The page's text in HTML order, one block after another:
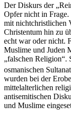
Der Diskurs der
Opfer nicht in
mit nichtchristlichen
Christentum hin zu
echt war oder nicht.
Muslime und Juden
„falschen Religion“.
osmanischen
wurden bei der
mittelalterlichen
antisemitischen
und Muslime